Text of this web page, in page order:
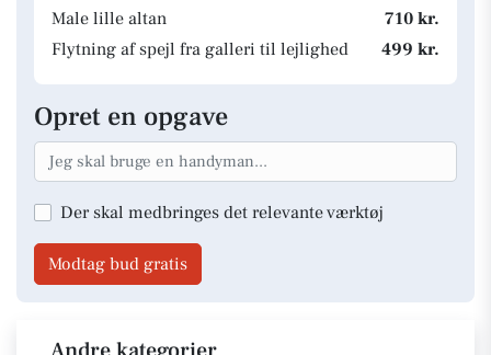
Male lille altan
710 kr.
Flytning af spejl fra galleri til lejlighed
499 kr.
Opret en opgave
Der skal medbringes det relevante værktøj
Modtag bud gratis